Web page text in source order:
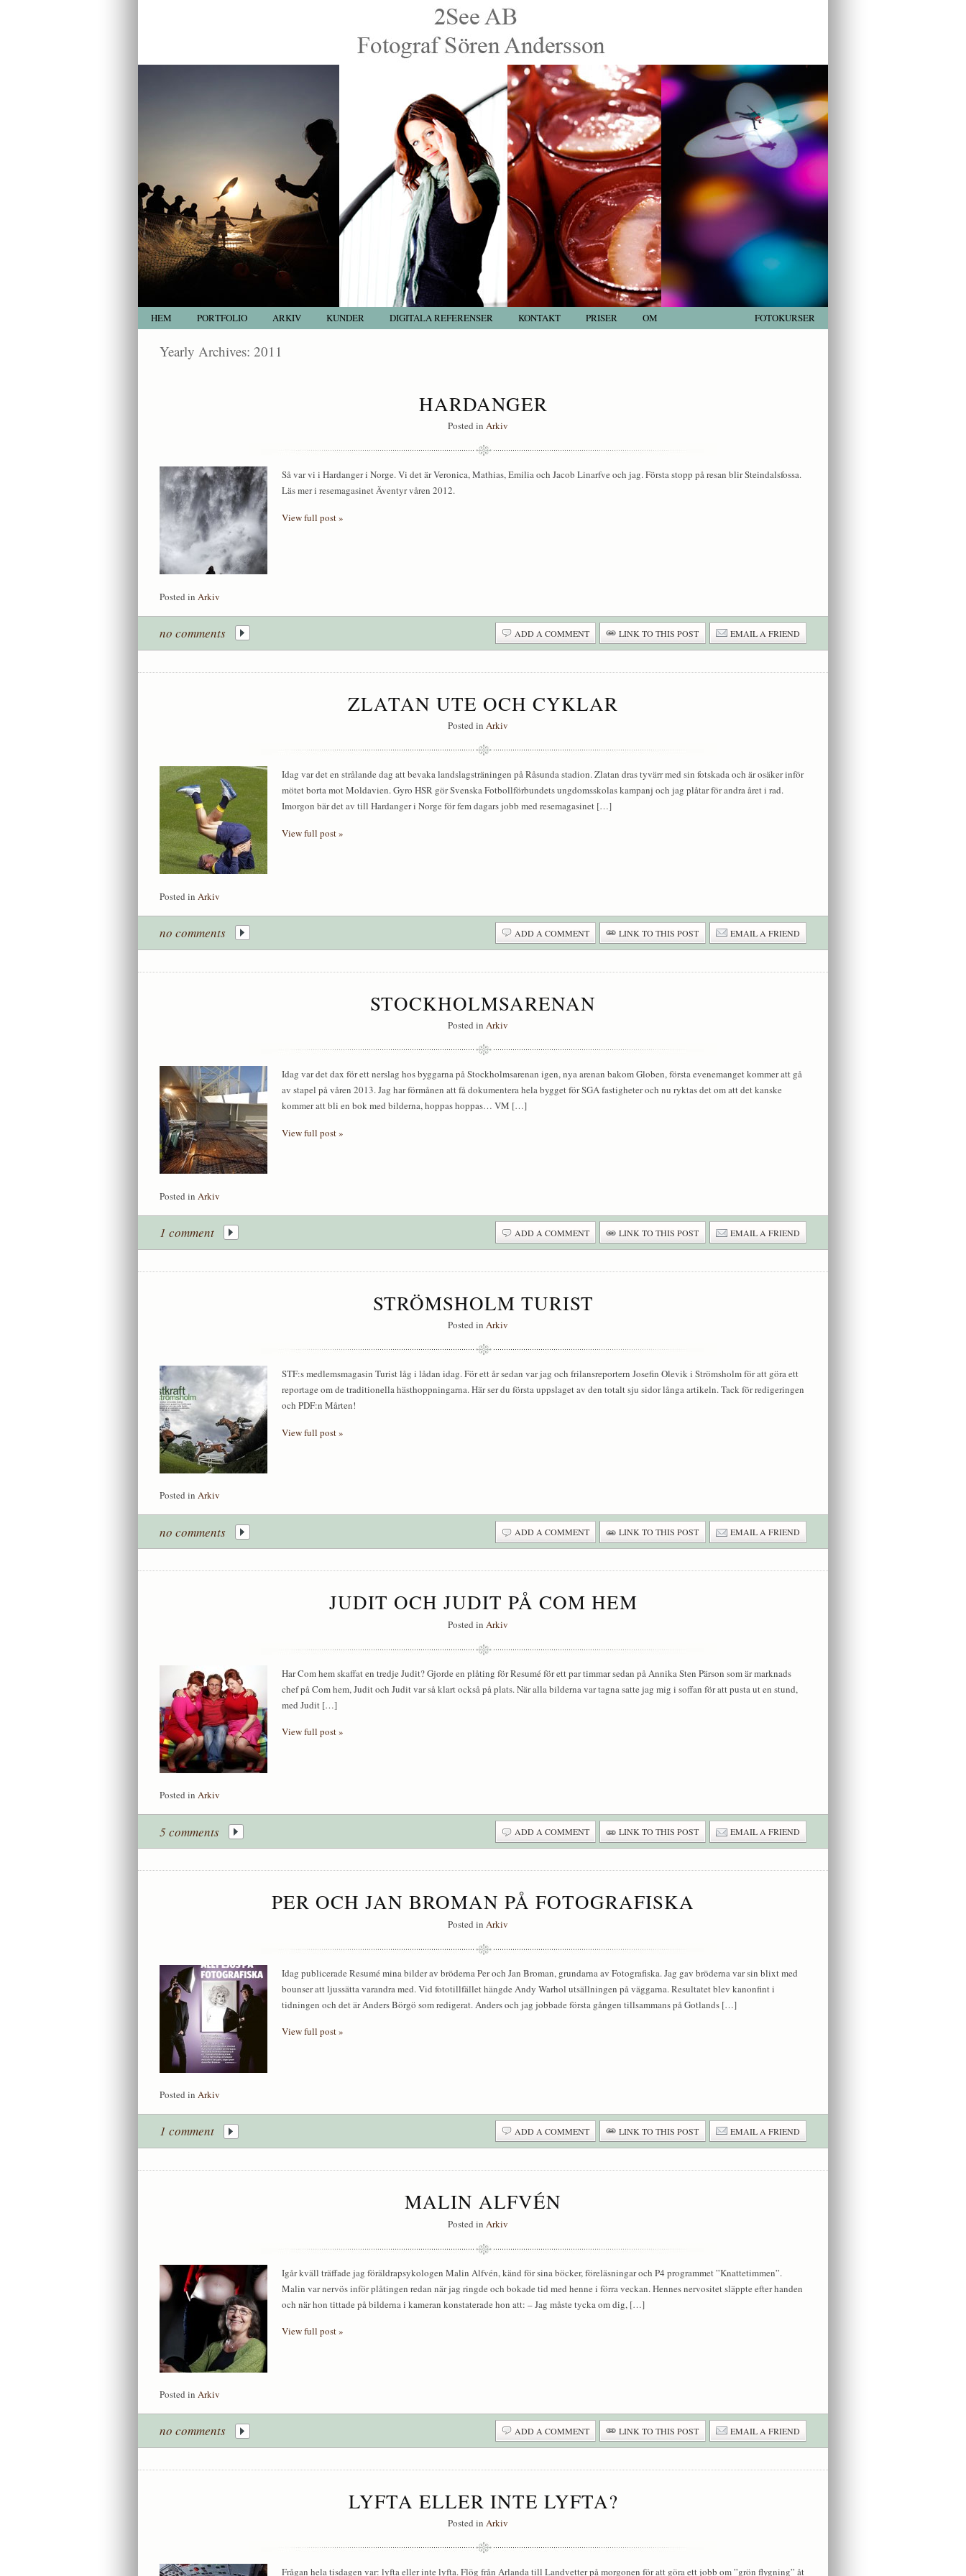
HEM PORTFOLIO ARKIV KUNDER DIGITALA REFERENSER KONTAKT PRISER OM FOTOKURSER
Yearly Archives: 2011
HARDANGER
Posted in Arkiv
Så var vi i Hardanger i Norge. Vi det är Veronica, Mathias, Emilia och Jacob Linarfve och jag. Första stopp på resan blir Steindalsfossa.
Läs mer i resemagasinet Äventyr våren 2012.
View full post »
Posted in Arkiv
no comments ADD A COMMENT LINK TO THIS POST EMAIL A FRIEND
ZLATAN UTE OCH CYKLAR
Posted in Arkiv
Idag var det en strålande dag att bevaka landslagsträningen på Råsunda stadion. Zlatan dras tyvärr med sin fotskada och är osäker inför
mötet borta mot Moldavien. Gyro HSR gör Svenska Fotbollförbundets ungdomsskolas kampanj och jag plåtar för andra året i rad.
Imorgon bär det av till Hardanger i Norge för fem dagars jobb med resemagasinet […]
View full post »
Posted in Arkiv
no comments ADD A COMMENT LINK TO THIS POST EMAIL A FRIEND
STOCKHOLMSARENAN
Posted in Arkiv
Idag var det dax för ett nerslag hos byggarna på Stockholmsarenan igen, nya arenan bakom Globen, första evenemanget kommer att gå
av stapel på våren 2013. Jag har förmånen att få dokumentera hela bygget för SGA fastigheter och nu ryktas det om att det kanske
kommer att bli en bok med bilderna, hoppas hoppas… VM […]
View full post »
Posted in Arkiv
1 comment ADD A COMMENT LINK TO THIS POST EMAIL A FRIEND
STRÖMSHOLM TURIST
Posted in Arkiv
STF:s medlemsmagasin Turist låg i lådan idag. För ett år sedan var jag och frilansreportern Josefin Olevik i Strömsholm för att göra ett
reportage om de traditionella hästhoppningarna. Här ser du första uppslaget av den totalt sju sidor långa artikeln. Tack för redigeringen
och PDF:n Mårten!
View full post »
Posted in Arkiv
no comments ADD A COMMENT LINK TO THIS POST EMAIL A FRIEND
JUDIT OCH JUDIT PÅ COM HEM
Posted in Arkiv
Har Com hem skaffat en tredje Judit? Gjorde en plåting för Resumé för ett par timmar sedan på Annika Sten Pärson som är marknads
chef på Com hem, Judit och Judit var så klart också på plats. När alla bilderna var tagna satte jag mig i soffan för att pusta ut en stund,
med Judit […]
View full post »
Posted in Arkiv
5 comments ADD A COMMENT LINK TO THIS POST EMAIL A FRIEND
PER OCH JAN BROMAN PÅ FOTOGRAFISKA
Posted in Arkiv
Idag publicerade Resumé mina bilder av bröderna Per och Jan Broman, grundarna av Fotografiska. Jag gav bröderna var sin blixt med
bounser att ljussätta varandra med. Vid fototillfället hängde Andy Warhol utsällningen på väggarna. Resultatet blev kanonfint i
tidningen och det är Anders Börgö som redigerat. Anders och jag jobbade första gången tillsammans på Gotlands […]
View full post »
Posted in Arkiv
1 comment ADD A COMMENT LINK TO THIS POST EMAIL A FRIEND
MALIN ALFVÉN
Posted in Arkiv
Igår kväll träffade jag föräldrapsykologen Malin Alfvén, känd för sina böcker, föreläsningar och P4 programmet ”Knattetimmen”.
Malin var nervös inför plåtingen redan när jag ringde och bokade tid med henne i förra veckan. Hennes nervositet släppte efter handen
och när hon tittade på bilderna i kameran konstaterade hon att: – Jag måste tycka om dig, […]
View full post »
Posted in Arkiv
no comments ADD A COMMENT LINK TO THIS POST EMAIL A FRIEND
LYFTA ELLER INTE LYFTA?
Posted in Arkiv
Frågan hela tisdagen var: lyfta eller inte lyfta. Flög från Arlanda till Landvetter på morgonen för att göra ett jobb om ”grön flygning” åt